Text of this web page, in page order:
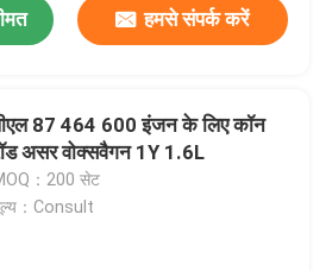
हमसे संपर्क करें
87 464 600 इंजन के लिए कॉन
असर वोक्सवैगन 1Y 1.6L
：200 सेट
：Consult